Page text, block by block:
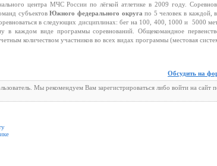
центра МЧС России по лёгкой атлетике в 2009 году.
субъектовЮжного федерального округа по 5 человек в каждой,
в следующих дисциплинах: бег на 100, 400, 1000 и 5000
в каждом виде программы соревнований. Общекомандное
количеством участников во всех видах программы (местовая
Обсудить на
Мы рекомендуем Вам зарегистрироваться либо войти на сайт